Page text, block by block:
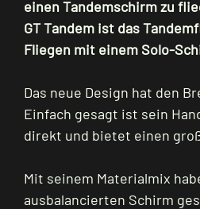
einen Tandemschirm zu
GT Tandem ist das
Fliegen mit einem Solo-
Das neue Design hat den
Einfach gesagt ist sein
direkt und bietet einen
Mit seinem Materialmix
ausbalancierten Schirm